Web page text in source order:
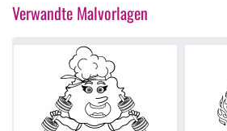
Verwandte Malvorlagen